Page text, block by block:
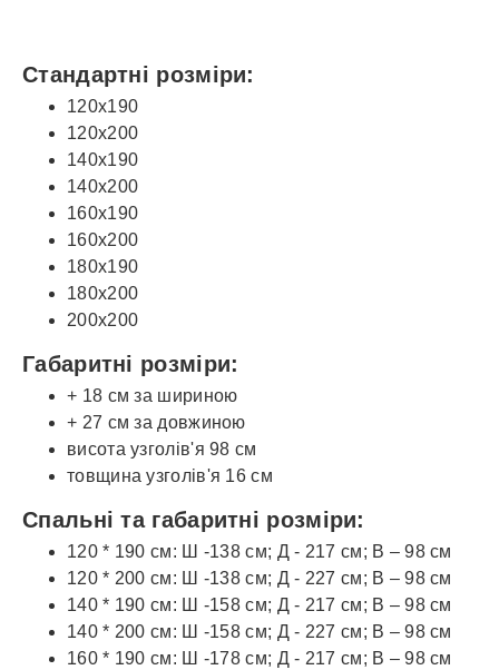
Стандартні розміри:
120x190
120x200
140x190
140x200
160x190
160x200
180x190
180x200
200x200
Габаритні розміри:
+ 18 см за шириною
+ 27 см за довжиною
висота узголів'я 98 см
товщина узголів'я 16 см
Спальні та габаритні розміри:
120 * 190 см: Ш -138 см; Д - 217 см; В – 98 см
120 * 200 см: Ш -138 см; Д - 227 см; В – 98 см
140 * 190 см: Ш -158 см; Д - 217 см; В – 98 см
140 * 200 см: Ш -158 см; Д - 227 см; В – 98 см
160 * 190 см: Ш -178 см; Д - 217 см; В – 98 см